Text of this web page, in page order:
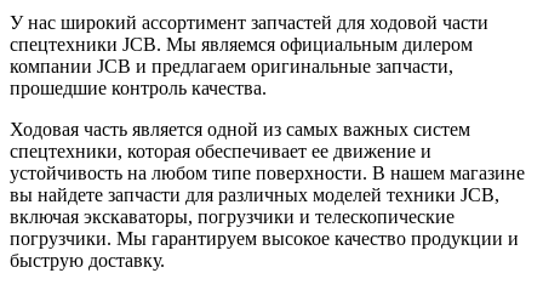
У нас широкий ассортимент запчастей для ходовой части
спецтехники JCB. Мы являемся официальным дилером
компании JCB и предлагаем оригинальные запчасти,
прошедшие контроль качества.
Ходовая часть является одной из самых важных систем
спецтехники, которая обеспечивает ее движение и
устойчивость на любом типе поверхности. В нашем магазине
вы найдете запчасти для различных моделей техники JCB,
включая экскаваторы, погрузчики и телескопические
погрузчики. Мы гарантируем высокое качество продукции и
быструю доставку.